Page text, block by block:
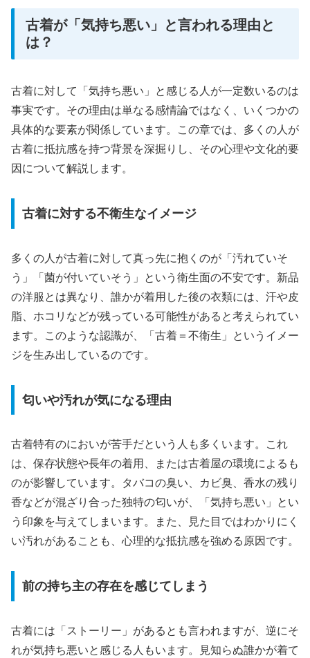
古着が「気持ち悪い」と言われる理由と
は？
古着に対して「気持ち悪い」と感じる人が一定数いるのは
事実です。その理由は単なる感情論ではなく、いくつかの
具体的な要素が関係しています。この章では、多くの人が
古着に抵抗感を持つ背景を深掘りし、その心理や文化的要
因について解説します。
古着に対する不衛生なイメージ
多くの人が古着に対して真っ先に抱くのが「汚れていそ
う」「菌が付いていそう」という衛生面の不安です。新品
の洋服とは異なり、誰かが着用した後の衣類には、汗や皮
脂、ホコリなどが残っている可能性があると考えられてい
ます。このような認識が、「古着＝不衛生」というイメー
ジを生み出しているのです。
匂いや汚れが気になる理由
古着特有のにおいが苦手だという人も多くいます。これ
は、保存状態や長年の着用、または古着屋の環境によるも
のが影響しています。タバコの臭い、カビ臭、香水の残り
香などが混ざり合った独特の匂いが、「気持ち悪い」とい
う印象を与えてしまいます。また、見た目ではわかりにく
い汚れがあることも、心理的な抵抗感を強める原因です。
前の持ち主の存在を感じてしまう
古着には「ストーリー」があるとも言われますが、逆にそ
れが気持ち悪いと感じる人もいます。見知らぬ誰かが着て